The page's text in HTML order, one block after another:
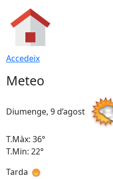
Accedeix
Meteo
Diumenge, 9 d’agost
T.Màx: 36°
T.Min: 22°
Tarda